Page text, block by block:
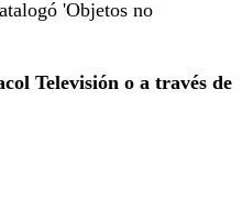
'Objetos no
Televisión o a través de